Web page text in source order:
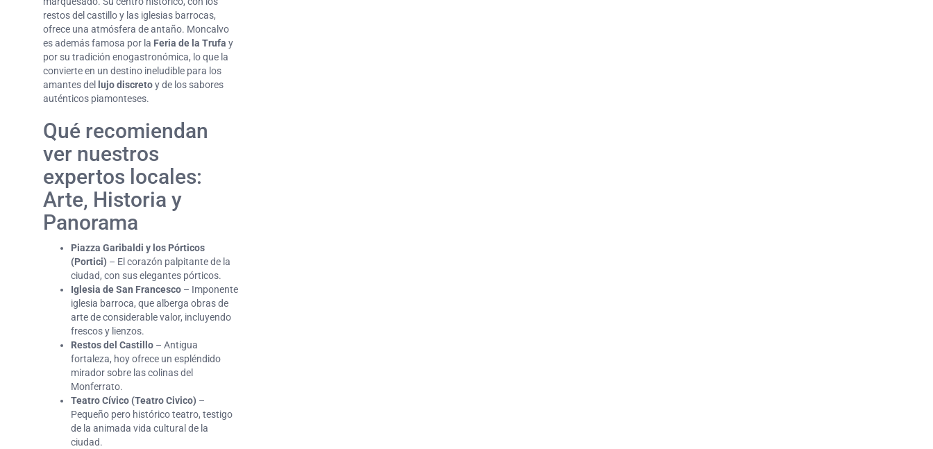
restos del castillo y las iglesias barrocas,
ofrece una atmósfera de antaño. Moncalvo
es además famosa por la Feria de la Trufa y
por su tradición enogastronómica, lo que la
convierte en un destino ineludible para los
amantes del
lujo discretoy de los sabores
auténticos piamonteses.
Qué recomiendan
ver nuestros
expertos locales:
Arte, Historia y
Panorama
Piazza Garibaldi y los Pórticos
(Portici) – El corazón palpitante de la
ciudad, con sus elegantes pórticos.
Iglesia de San Francesco – Imponente
iglesia barroca, que alberga obras de
arte de considerable valor, incluyendo
frescos y lienzos.
Restos del Castillo – Antigua
fortaleza, hoy ofrece un espléndido
mirador sobre las colinas del
Monferrato.
Teatro Cívico (Teatro Civico) –
Pequeño pero histórico teatro, testigo
de la animada vida cultural de la
ciudad.